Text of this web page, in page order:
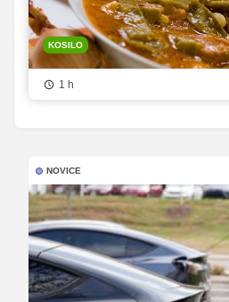
KOSILO
1 h
NOVICE